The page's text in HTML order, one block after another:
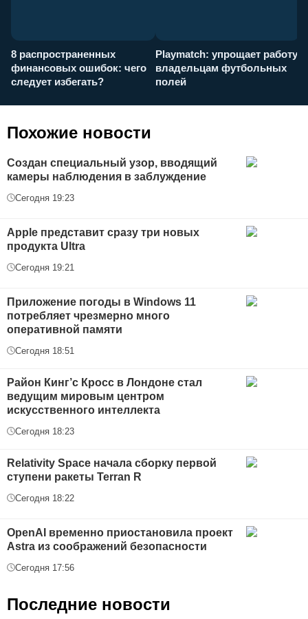
8 распространенных
финансовых ошибок: чего
следует избегать?
Playmatch: упрощает работу
владельцам футбольных
полей
Похожие новости
Создан специальный узор, вводящий
камеры наблюдения в заблуждение
Сегодня 19:23
Apple представит сразу три новых
продукта Ultra
Сегодня 19:21
Приложение погоды в Windows 11
потребляет чрезмерно много
оперативной памяти
Сегодня 18:51
Район Кинг’с Кросс в Лондоне стал
ведущим мировым центром
искусственного интеллекта
Сегодня 18:23
Relativity Space начала сборку первой
ступени ракеты Terran R
Сегодня 18:22
OpenAI временно приостановила проект
Astra из соображений безопасности
Сегодня 17:56
Последние новости